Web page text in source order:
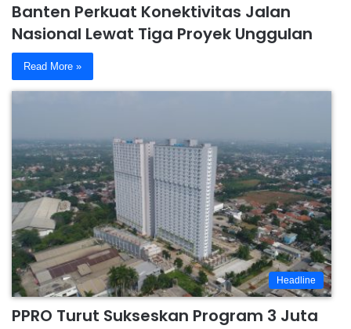
Banten Perkuat Konektivitas Jalan
Nasional Lewat Tiga Proyek Unggulan
Read More »
Headline
PPRO Turut Sukseskan Program 3 Juta